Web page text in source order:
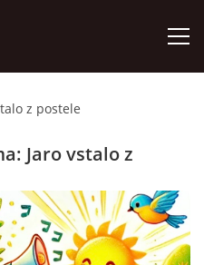
z postele
Jaro vstalo z